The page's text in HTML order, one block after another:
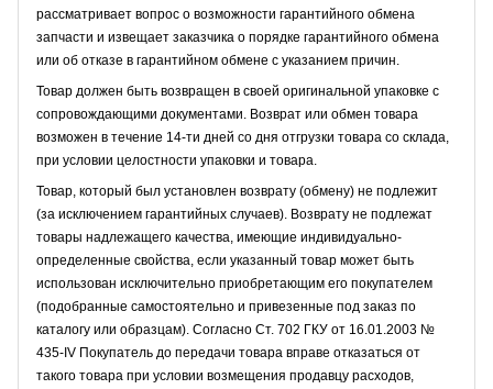
рассматривает вопрос о возможности гарантийного обмена
запчасти и извещает заказчика о порядке гарантийного обмена
или об отказе в гарантийном обмене с указанием причин.
Товар должен быть возвращен в своей оригинальной упаковке с
сопровождающими документами. Возврат или обмен товара
возможен в течение 14-ти дней со дня отгрузки товара со склада,
при условии целостности упаковки и товара.
Товар, который был установлен возврату (обмену) не подлежит
(за исключением гарантийных случаев). Возврату не подлежат
товары надлежащего качества, имеющие индивидуально-
определенные свойства, если указанный товар может быть
использован исключительно приобретающим его покупателем
(подобранные самостоятельно и привезенные под заказ по
каталогу или образцам). Согласно Ст. 702 ГКУ от 16.01.2003 №
435-IV Покупатель до передачи товара вправе отказаться от
такого товара при условии возмещения продавцу расходов,